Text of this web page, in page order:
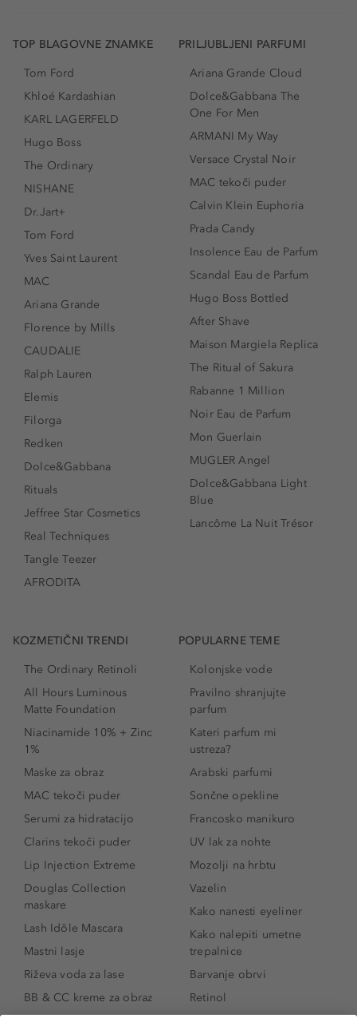
TOP BLAGOVNE ZNAMKE
Tom Ford
Khloé Kardashian
KARL LAGERFELD
Hugo Boss
The Ordinary
NISHANE
Dr.Jart+
Tom Ford
Yves Saint Laurent
MAC
Ariana Grande
Florence by Mills
CAUDALIE
Ralph Lauren
Elemis
Filorga
Redken
Dolce&Gabbana
Rituals
Jeffree Star Cosmetics
Real Techniques
Tangle Teezer
AFRODITA
PRILJUBLJENI PARFUMI
Ariana Grande Cloud
Dolce&Gabbana The
One For Men
ARMANI My Way
Versace Crystal Noir
MAC tekoči puder
Calvin Klein Euphoria
Prada Candy
Insolence Eau de Parfum
Scandal Eau de Parfum
Hugo Boss Bottled
After Shave
Maison Margiela Replica
The Ritual of Sakura
Rabanne 1 Million
Noir Eau de Parfum
Mon Guerlain
MUGLER Angel
Dolce&Gabbana Light
Blue
Lancôme La Nuit Trésor
KOZMETIČNI TRENDI
The Ordinary Retinoli
All Hours Luminous
Matte Foundation
Niacinamide 10% + Zinc
1%
Maske za obraz
MAC tekoči puder
Serumi za hidratacijo
Clarins tekoči puder
Lip Injection Extreme
Douglas Collection
maskare
Lash Idôle Mascara
Mastni lasje
Riževa voda za lase
BB & CC kreme za obraz
POPULARNE TEME
Kolonjske vode
Pravilno shranjujte
parfum
Kateri parfum mi
ustreza?
Arabski parfumi
Sončne opekline
Francosko manikuro
UV lak za nohte
Mozolji na hrbtu
Vazelin
Kako nanesti eyeliner
Kako nalepiti umetne
trepalnice
Barvanje obrvi
Retinol